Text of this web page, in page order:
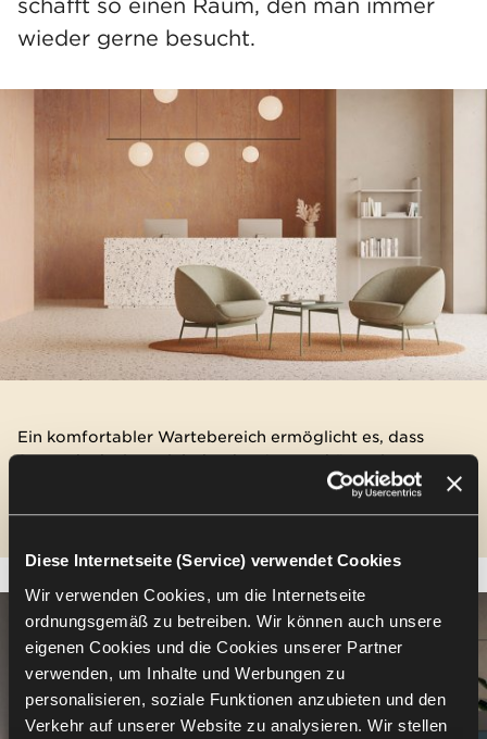
Diese Internetseite (Service) verwendet Cookies
Wir verwenden Cookies, um die Internetseite
ordnungsgemäß zu betreiben. Wir können auch unsere
eigenen Cookies und die Cookies unserer Partner
verwenden, um Inhalte und Werbungen zu
personalisieren, soziale Funktionen anzubieten und den
Verkehr auf unserer Website zu analysieren. Wir stellen
schafft so einen Raum, den man immer
wieder gerne besucht.
Ein komfortabler Wartebereich ermöglicht es, dass
Stress dank einer einladenden Atmosphäre mit